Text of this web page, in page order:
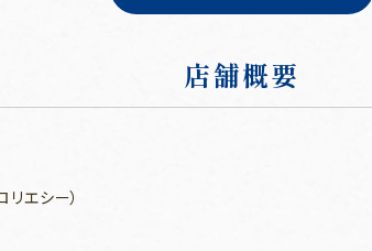
店舗概要
エシー）